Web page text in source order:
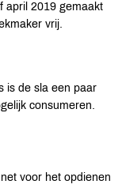
april 2019 gemaakt
vrij.
is de sla een paar
consumeren.
voor het opdienen